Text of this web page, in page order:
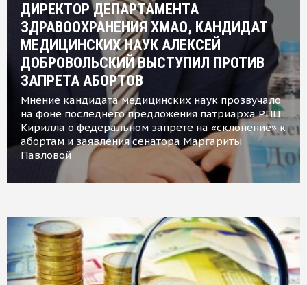
ДИРЕКТОР ДЕПАРТАМЕНТА
ЗДРАВООХРАНЕНИЯ ХМАО, КАНДИДАТ
МЕДИЦИНСКИХ НАУК АЛЕКСЕЙ
ДОБРОВОЛЬСКИЙ ВЫСТУПИЛ ПРОТИВ
ЗАПРЕТА АБОРТОВ
Мнение кандидата медицинских наук прозвучало
на фоне последнего предложения патриарха РПЦ
Кирилла о федеральном запрете на «склонение» к
абортам и заявления сенатора Маргариты
Павловой